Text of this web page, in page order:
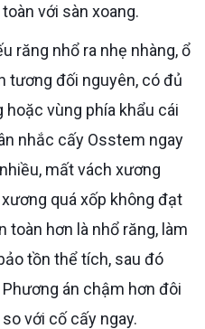
với sàn xoang.
tương đối nguyên, có đủ
vùng phía khẩu cái
nhắc cấy Osstem ngay
mất vách xương
quá xốp không đạt
toàn hơn là nhổ răng, làm
tồn thể tích, sau đó
án chậm hơn đôi
với cố cấy ngay.